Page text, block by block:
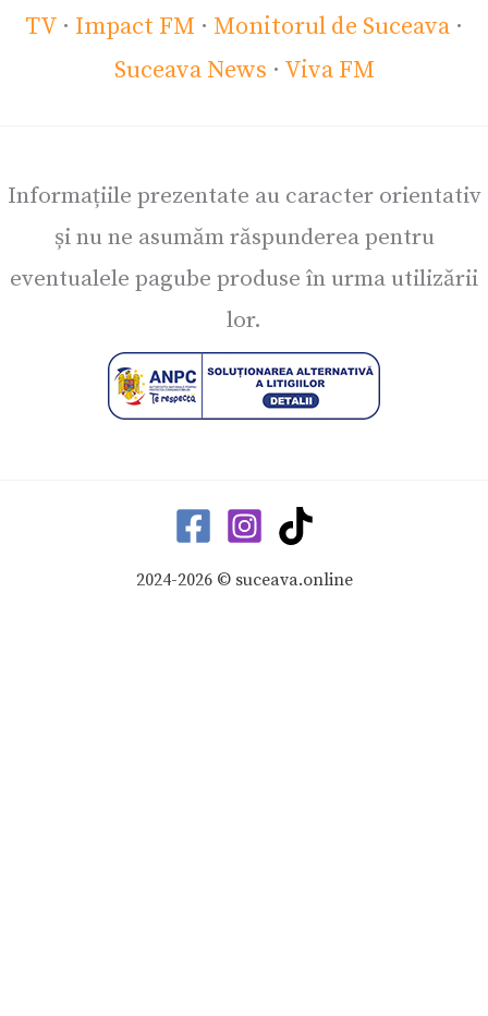
TV · Impact FM · Monitorul de Suceava ·
Suceava News · Viva FM
Informațiile prezentate au caracter orientativ
și nu ne asumăm răspunderea pentru
eventualele pagube produse în urma utilizării
lor.
2024-2026 © suceava.online